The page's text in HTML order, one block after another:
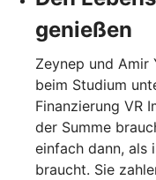
genießen
Zeynep und
beim Studium
Finanzierung VR
der Summe
einfach dann, als
braucht. Sie